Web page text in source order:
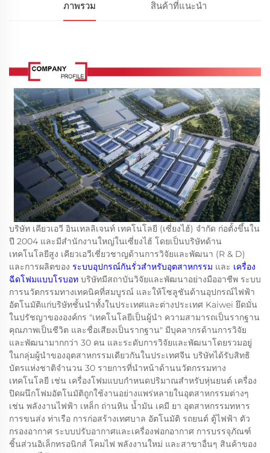
ภาพรวม สินค้าที่แนะนำ
บริษัท เคียวเอวี อินเทลลิเจนท์ เทคโนโลยี (เซี่ยงไฮ้) จำกัด ก่อตั้งขึ้นใน
ปี 2004 และมีสำนักงานใหญ่ในเซี่ยงไฮ้ โดยเป็นบริษัทด้าน
เทคโนโลยีสูง เคียวเอวีเชี่ยวชาญด้านการวิจัยและพัฒนา (R & D)
และการผลิตของ ระบบอุปกรณ์กันรั่วสำหรับอุตสาหกรรม และ เครื่อง
ฉีดโฟมแบบโรบอท บริษัทมีสถาบันวิจัยและพัฒนาอย่างมืออาชีพ ระบบ
การนวัตกรรมทางเทคนิคที่สมบูรณ์ และให้โซลูชันด้านอุปกรณ์ไฟฟ้า
อัตโนมัติแก่บริษัทชั้นนำทั้งในประเทศและต่างประเทศ Kaiwei ยึดมั่น
ในปรัชญาขององค์กร "เทคโนโลยีเป็นผู้นำ ความสามารถเป็นรากฐาน
คุณภาพเป็นชีวิต และชื่อเสียงเป็นรากฐาน" มีบุคลากรด้านการวิจัย
และพัฒนามากกว่า 30 คน และระดับการวิจัยและพัฒนาโดยรวมอยู่
ในกลุ่มผู้นำของอุตสาหกรรมเดียวกันในประเทศจีน บริษัทได้รับสิทธิ
บัตรแห่งชาติจำนวน 30 รายการที่นำหน้าด้านนวัตกรรมทาง
เทคโนโลยี เช่น เครื่องโฟมแบบกำหนดปริมาณสำหรับหุ่นยนต์ เครื่อง
ปิดผนึกโฟมอัตโนมัติถูกใช้งานอย่างแพร่หลายในอุตสาหกรรมต่างๆ
เช่น พลังงานไฟฟ้า เหล็ก ถ่านหิน น้ำมัน เคมี ยา อุตสาหกรรมทหาร
การขนส่ง ท่าเรือ การก่อสร้างเทศบาล อัตโนมัติ รถยนต์ ตู้ไฟฟ้า ตัว
กรองอากาศ ระบบปรับอากาศและเครื่องฟอกอากาศ การบรรจุภัณฑ์
ชิ้นส่วนอิเล็กทรอนิกส์ โคมไฟ พลังงานใหม่ และสาขาอื่นๆ สินค้าของ